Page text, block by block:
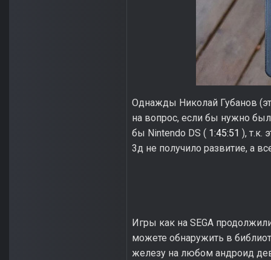
Однажды Николай Губанов
на вопрос, если бы нужно
бы Nintendo DS ( 1:45:51 ), т.к.
3д не получило развитие, а
Игры как на SEGA
можете обнаружить в
железу на любом андроид